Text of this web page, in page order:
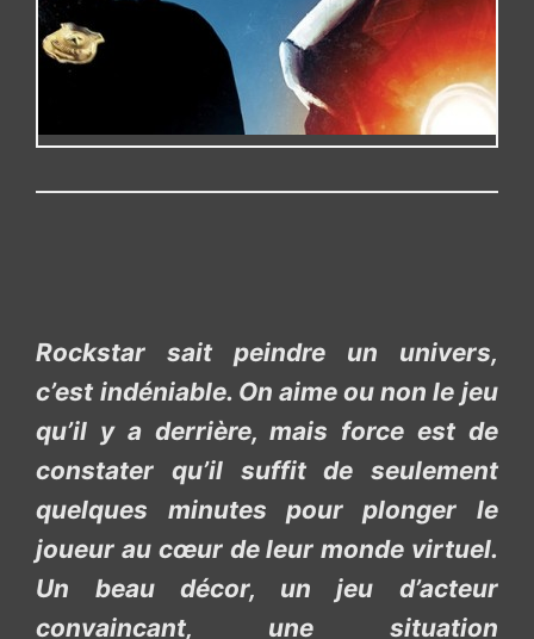
Rockstar sait peindre un univers,
c’est indéniable. On aime ou non le jeu
qu’il y a derrière, mais force est de
constater qu’il suffit de seulement
quelques minutes pour plonger le
joueur au cœur de leur monde virtuel.
Un beau décor, un jeu d’acteur
convaincant, une situation